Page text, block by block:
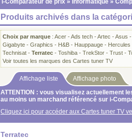
i-Comparateur de prix » Informatique »
Produits archivés dans la
Choix par marque : Acer -Ads tech -Artec -Asus -
Gigabyte - Graphics - H&B - Hauppauge - Hercules
Technisat - Terratec - Toshiba - TrekStor - Trust -
Voir toutes les marques des Cartes tuner TV
Affichage liste
Affichage photo
ATTENTION : vous visualisez actuellement
au moins un marchand référencé sur i-
Cliquez ici pour accéder aux Cartes tuner TV
Terratec